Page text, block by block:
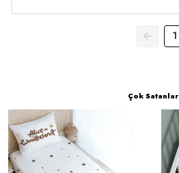
1
Çok Satanlar